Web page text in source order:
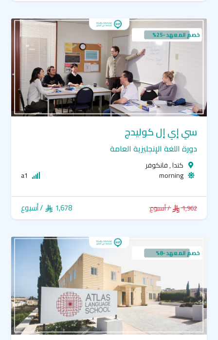
خصم المعهد -25%
سي إي إل كوليدج
دورة اللغة الإنجليزية العامة
كندا , فانكوفر
1,962 / أسبوع 1,678 / أسبوع
خصم المعهد -8%